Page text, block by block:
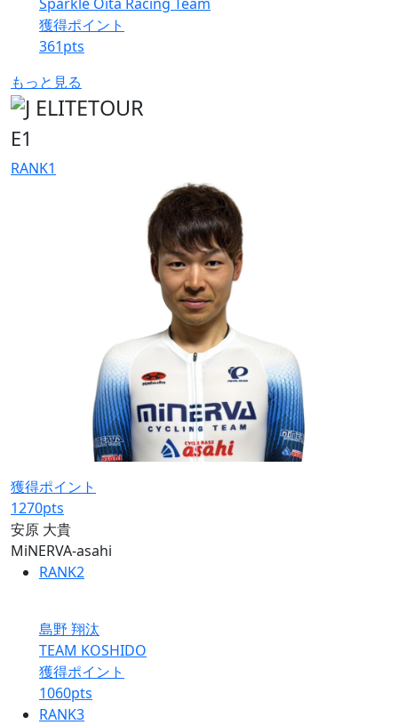
獲得ポイント
361pts
もっと見る
E1
RANK1
獲得ポイント
1270pts
安原 大貴
MiNERVA-asahi
RANK2
島野 翔汰
TEAM KOSHIDO
獲得ポイント
1060pts
RANK3